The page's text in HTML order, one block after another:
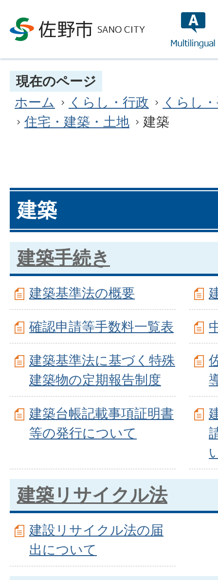
現在のページ
ホーム
くらし・行政
くらし
住宅・建築・土地
建築
建築
建築手続き
建築基準法の概要
確認申請等手数料一覧表
建築基準法に基づく特殊
建築物の定期報告制度
建築台帳記載事項証明書
等の発行について
建築リサイクル法
建設リサイクル法の届
出について